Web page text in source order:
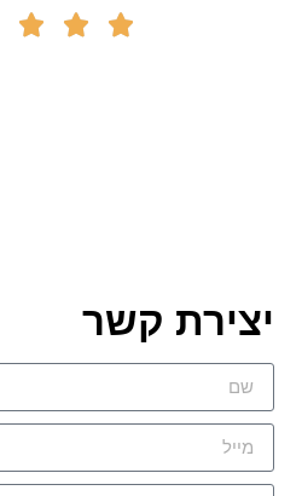



יצירת קשר